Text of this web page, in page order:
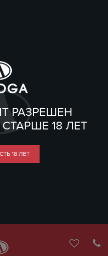
РАЗРЕШЕН
18 ЛЕТ
18 ЛЕТ